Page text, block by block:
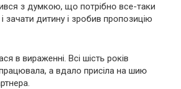
з думкою, що потрібно все-таки
зaчaти дитину і зробив пропозицію
в вираженні. Всі шість років
а вдало присіла на шию